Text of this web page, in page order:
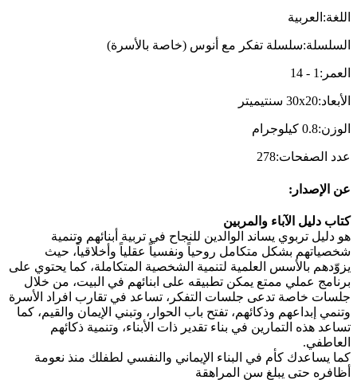
اللغة: العربية
السلسلة:سلسلة تفكر مع أنوس (خاصة بالأسرة)
العمر :
1
-
14
الأبعاد:
30x20 سنتيميتر
الوزن:
0.8 كيلوجرام
عدد الصفحات:
278
عن الإصدار :
كتاب دليل الآباء والمربين
هو دليل تربوي يساند الوالدين للنجاح في تربية أبنائهم وتنمية
شخصياتهم بشكل متكامل روحياً ونفسياً عقلياً وأخلاقياً، حيث
يزوّدهم بالأسس العلمية لتنمية الشخصية المتكاملة، كما يحتوي على
برنامج عملي ممتع يمكن تطبيقه على ابنائهم في البيت، من خلال
جلسات خاصة تدعى جلسات التفكر، تساعد في تقارب افراد الأسرة
وتنمي إبداعهم وذكائهم، تفتح باب الحوار، وتبني الإيمان والقيم، كما
تساعد هذه التمارين في بناء تقدير ذات الأبناء، وتنمية ذكائهم
العاطفي.
كما يساعدك كأم في البناء الإيماني والنفسي لطفلك منذ نعومة
أظافره حتى يبلغ سن المراهقة